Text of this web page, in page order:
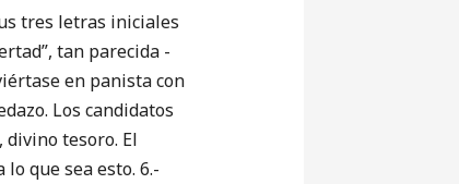
tres letras iniciales
tan parecida -
en panista con
Los candidatos
divino tesoro. El
que sea esto. 6.-